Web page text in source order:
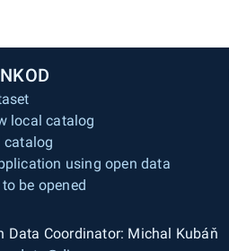
local catalog
catalog
using open data
be opened
Data Coordinator: Michal Kubáň